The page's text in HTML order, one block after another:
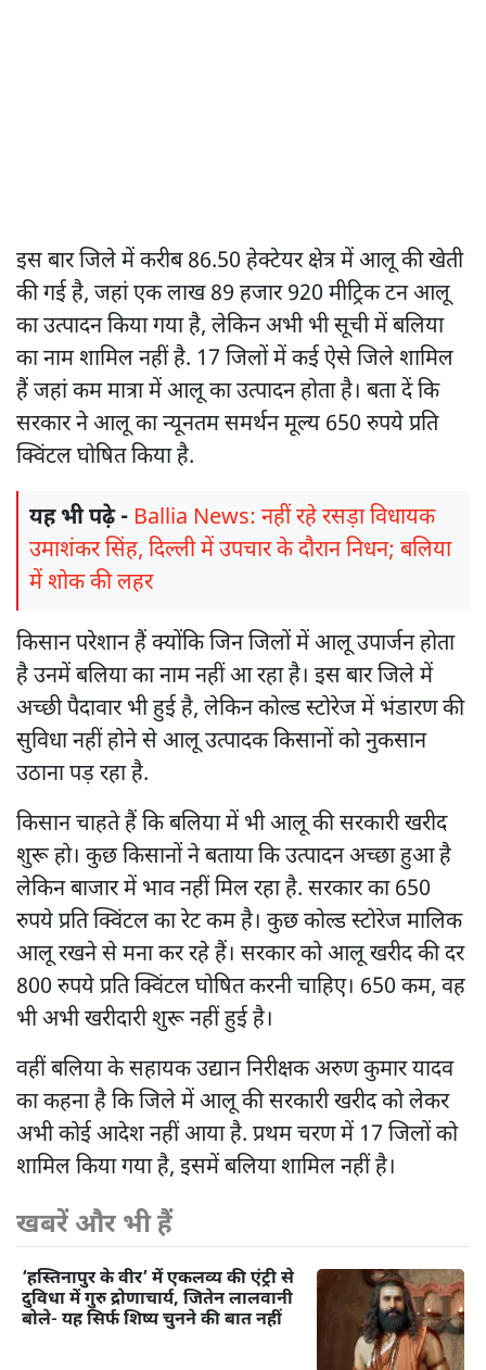
इस बार जिले में करीब 86.50 हेक्टेयर क्षेत्र में आलू की खेती
की गई है, जहां एक लाख 89 हजार 920 मीट्रिक टन आलू
का उत्पादन किया गया है, लेकिन अभी भी सूची में बलिया
का नाम शामिल नहीं है. 17 जिलों में कई ऐसे जिले शामिल
हैं जहां कम मात्रा में आलू का उत्पादन होता है। बता दें कि
सरकार ने आलू का न्यूनतम समर्थन मूल्य 650 रुपये प्रति
क्विंटल घोषित किया है.
यह भी पढ़े - Ballia News: नहीं रहे रसड़ा विधायक
उमाशंकर सिंह, दिल्ली में उपचार के दौरान निधन; बलिया
में शोक की लहर
किसान परेशान हैं क्योंकि जिन जिलों में आलू उपार्जन होता
है उनमें बलिया का नाम नहीं आ रहा है। इस बार जिले में
अच्छी पैदावार भी हुई है, लेकिन कोल्ड स्टोरेज में भंडारण की
सुविधा नहीं होने से आलू उत्पादक किसानों को नुकसान
उठाना पड़ रहा है.
किसान चाहते हैं कि बलिया में भी आलू की सरकारी खरीद
शुरू हो। कुछ किसानों ने बताया कि उत्पादन अच्छा हुआ है
लेकिन बाजार में भाव नहीं मिल रहा है. सरकार का 650
रुपये प्रति क्विंटल का रेट कम है। कुछ कोल्ड स्टोरेज मालिक
आलू रखने से मना कर रहे हैं। सरकार को आलू खरीद की दर
800 रुपये प्रति क्विंटल घोषित करनी चाहिए। 650 कम, वह
भी अभी खरीदारी शुरू नहीं हुई है।
वहीं बलिया के सहायक उद्यान निरीक्षक अरुण कुमार यादव
का कहना है कि जिले में आलू की सरकारी खरीद को लेकर
अभी कोई आदेश नहीं आया है. प्रथम चरण में 17 जिलों को
शामिल किया गया है, इसमें बलिया शामिल नहीं है।
खबरें और भी हैं
‘हस्तिनापुर के वीर’ में एकलव्य की एंट्री से
दुविधा में गुरु द्रोणाचार्य, जितेन लालवानी
बोले- यह सिर्फ शिष्य चुनने की बात नहीं